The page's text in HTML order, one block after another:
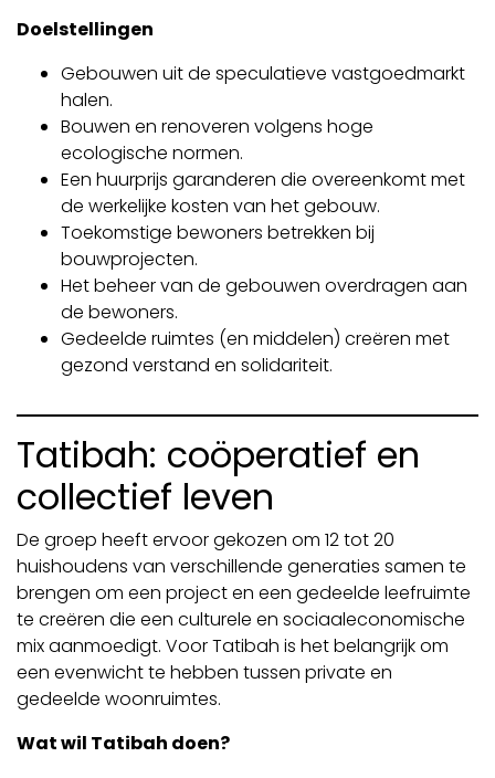
Doelstellingen
Gebouwen uit de speculatieve vastgoedmarkt
halen.
Bouwen en renoveren volgens hoge
ecologische normen.
Een huurprijs garanderen die overeenkomt met
de werkelijke kosten van het gebouw.
Toekomstige bewoners betrekken bij
bouwprojecten.
Het beheer van de gebouwen overdragen aan
de bewoners.
Gedeelde ruimtes (en middelen) creëren met
gezond verstand en solidariteit.
Tatibah: coöperatief en
collectief leven
De groep heeft ervoor gekozen om 12 tot 20
huishoudens van verschillende generaties samen te
brengen om een project en een gedeelde leefruimte
te creëren die een culturele en sociaaleconomische
mix aanmoedigt. Voor Tatibah is het belangrijk om
een evenwicht te hebben tussen private en
gedeelde woonruimtes.
Wat wil Tatibah doen?